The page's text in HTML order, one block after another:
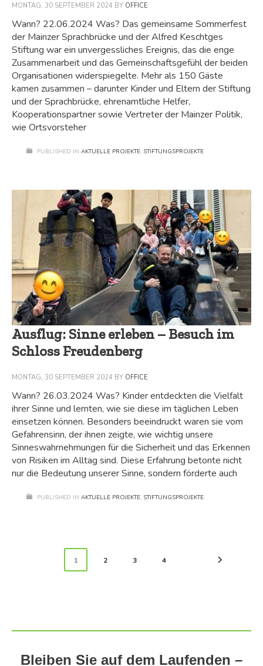
MONTAG, 30 SEPTEMBER 2024 BY OFFICE
Wann? 22.06.2024 Was? Das gemeinsame Sommerfest
der Mainzer Sprachbrücke und der Alfred Keschtges
Stiftung war ein unvergessliches Ereignis, das die enge
Zusammenarbeit und das Gemeinschaftsgefühl der beiden
Organisationen widerspiegelte. Mehr als 150 Gäste
kamen zusammen – darunter Kinder und Eltern der Stiftung
und der Sprachbrücke, ehrenamtliche Helfer,
Kooperationspartner sowie Vertreter der Mainzer Politik,
wie Ortsvorsteher
PUBLISHED IN AKTUELLE PROJEKTE, STIFTUNGSPROJEKTE
Ausflug: Sinne erleben – Besuch im
Schloss Freudenberg
MONTAG, 30 SEPTEMBER 2024 BY OFFICE
Wann? 26.03.2024 Was? Kinder entdeckten die Vielfalt
ihrer Sinne und lernten, wie sie diese im täglichen Leben
einsetzen können. Besonders beeindruckt waren sie vom
Gefahrensinn, der ihnen zeigte, wie wichtig unsere
Sinneswahrnehmungen für die Sicherheit und das Erkennen
von Risiken im Alltag sind. Diese Erfahrung betonte nicht
nur die Bedeutung unserer Sinne, sondern förderte auch
PUBLISHED IN AKTUELLE PROJEKTE, STIFTUNGSPROJEKTE
1 2 3 4
Bleiben Sie auf dem Laufenden –